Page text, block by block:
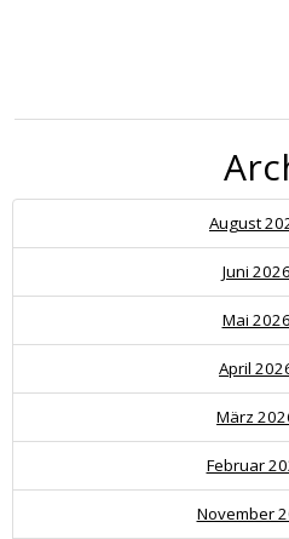
August
Juni 2026
Mai 2026
April
März
Februar
November